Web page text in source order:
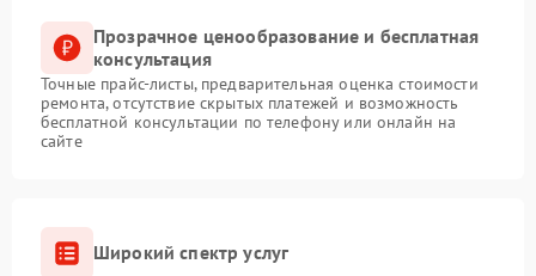
Прозрачное ценообразование и бесплатная
консультация
Точные прайс-листы, предварительная оценка стоимости
ремонта, отсутствие скрытых платежей и возможность
бесплатной консультации по телефону или онлайн на
сайте
Широкий спектр услуг